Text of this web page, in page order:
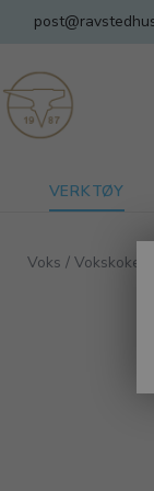
VERKTØY
Voks / Vokskokere